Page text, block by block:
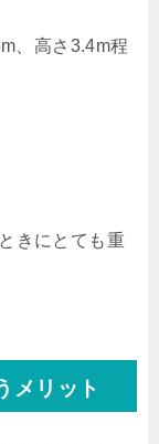
、高さ3.4m程
きにとても重
メリット